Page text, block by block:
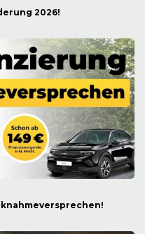
2026!